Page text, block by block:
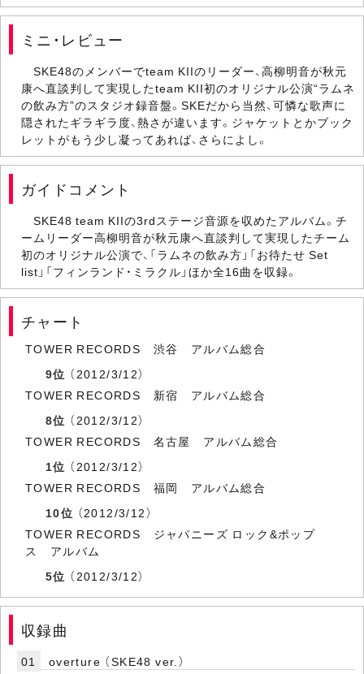
ミニ・レビュー
SKE48のメンバーでteam KIIのリーダー、高柳明音が秋元
康へ直談判して実現したteam KII初のオリジナル公演“ラムネ
の飲み方”のスタジオ録音盤。SKEだから当然、可憐な歌声に
隠されたギラギラ度、熱さが違います。ジャケットとかブック
レットがもう少し凝ってあれば、さらによし。
ガイドコメント
SKE48 team KIIの3rdステージ音源を収めたアルバム。チ
ームリーダー高柳明音が秋元康へ直談判して実現したチーム
初のオリジナル公演で、「ラムネの飲み方」「お待たせ Set
list」「フィンランド・ミラクル」ほか全16曲を収録。
チャート
TOWER RECORDS 渋谷 アルバム総合
9位 （2012/3/12）
TOWER RECORDS 新宿 アルバム総合
8位 （2012/3/12）
TOWER RECORDS 名古屋 アルバム総合
1位 （2012/3/12）
TOWER RECORDS 福岡 アルバム総合
10位 （2012/3/12）
TOWER RECORDS ジャパニーズ ロック&ポップ
ス アルバム
5位 （2012/3/12）
収録曲
01 overture （SKE48 ver.）